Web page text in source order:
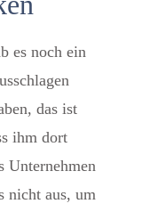
es noch ein
das ist
ihm dort
Unternehmen
nicht aus, um